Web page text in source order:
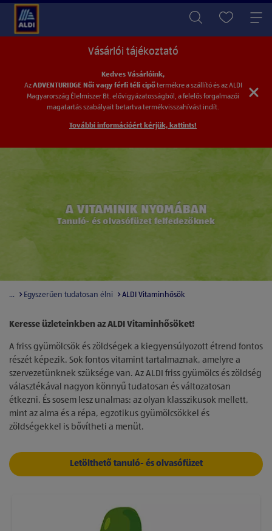
Vásárlói tájékoztató
Kedves Vásárlóink,
AzADVENTURIDGE Női vagy férfi téli cipőtermékre a szállító és az ALDI
Magyarország Élelmiszer Bt. elővigyázatosságból, a felelős forgalmazói
magatartás szabályait betartvatermékvisszahívást indít.
További információért kérjük, kattints!
... Egyszerűen tudatosan élni ALDI Vitaminhősök
Keresse üzleteinkben az ALDI Vitaminhősöket!
A friss gyümölcsök és zöldségek a kiegyensúlyozott étrend fontos
részét képezik. Sok fontos vitamint tartalmaznak, amelyre a
szervezetünknek szüksége van. Az ALDI friss gyümölcs és zöldség
választékával nagyon könnyű tudatosan és változatosan
étkezni. És sosem lesz unalmas: az olyan klasszikusok mellett,
mint az alma és a répa, egzotikus gyümölcsökkel és
zöldségekkel is bővítheti a menüt.
Letölthető tanuló- és olvasófüzet